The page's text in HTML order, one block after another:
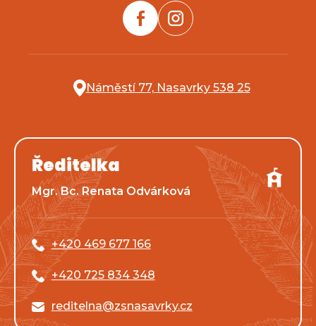
Náměstí 77, Nasavrky 538 25
Ředitelka
Mgr. Bc. Renata Odvárková
+420 469 677 166
+420 725 834 348
reditelna@zsnasavrky.cz